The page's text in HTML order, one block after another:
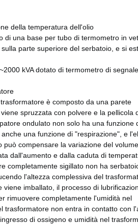
della temperatura dell'olio
di una base per tubo di termometro in
parte superiore del serbatoio, e si
kVA dotato di termometro di segnale
è composto da una parete
spruzzata con polvere e la pellicola
ondulato non solo ha una funzione
una funzione di "respirazione", e
può compensare la variazione del
dall'aumento e dalla caduta di
completamente sigillato non ha
l'altezza complessiva del
viene imballato, il processo di
rimuovere completamente l'umidità nel
trasformatore non entra in contatto con
di ossigeno e umidità nel